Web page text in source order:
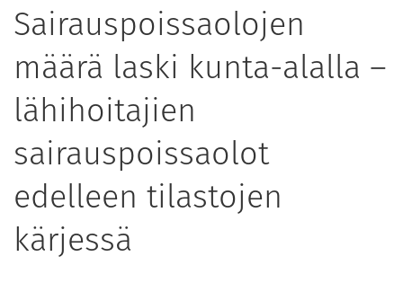
Sairauspoissaolojen
määrä laski kunta-alalla –
lähihoitajien
sairauspoissaolot
edelleen tilastojen
kärjessä